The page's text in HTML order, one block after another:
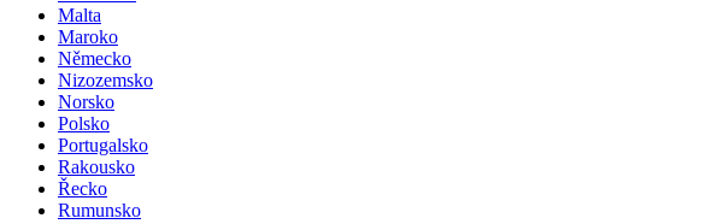
Malta
Maroko
Německo
Nizozemsko
Norsko
Polsko
Portugalsko
Rakousko
Řecko
Rumunsko